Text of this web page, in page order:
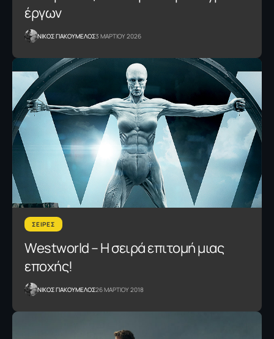
έργων
NΙΚΟΣ ΓΙΑΚΟΥΜΕΛΟΣ3 ΜΑΡΤΙΟΥ 2026
ΣΕΙΡΕΣ
Westworld – Η σειρά επιτομή μιας
εποχής!
NΙΚΟΣ ΓΙΑΚΟΥΜΕΛΟΣ26 ΜΑΡΤΙΟΥ 2018